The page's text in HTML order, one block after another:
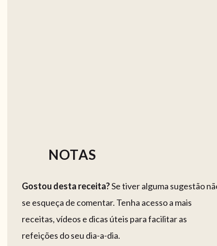
NOTAS
Gostou desta receita?Se tiver alguma sugestão
se esqueça de comentar. Tenha acesso a mais
receitas, vídeos e dicas úteis para facilitar as
refeições do seu dia-a-dia.